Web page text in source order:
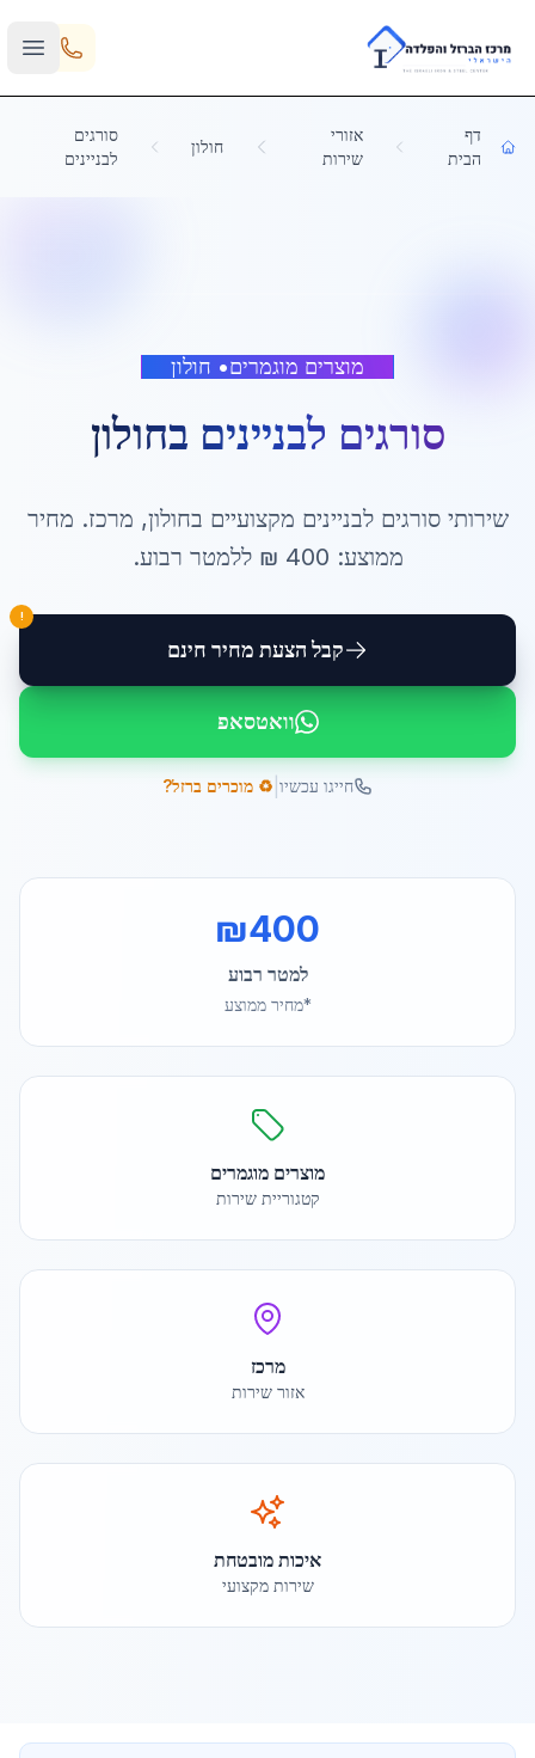
Skip to main content
דף
הבית
אזורי
שירות
חולון
סורגים
לבניינים
מוצרים מוגמרים• חולון
סורגים לבניינים בחולון
שירותיסורגים לבניינים מקצועיים בחולון, מרכז. מחיר
ממוצע: 400 ₪ ללמטר רבוע.
קבל הצעת מחיר חינם
!
וואטסאפ
חייגו עכשיו ♻️ מוכרים ברזל?
₪400
למטר רבוע
*מחיר ממוצע
מוצרים מוגמרים
קטגוריית שירות
מרכז
אזור שירות
איכות מובטחת
שירות מקצועי